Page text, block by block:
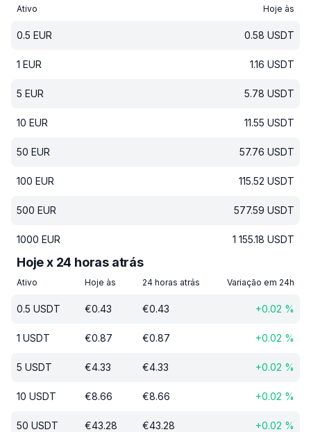
Ativo Hoje às
0.5 EUR 0.58 USDT
1 EUR 1.16 USDT
5 EUR 5.78 USDT
10 EUR 11.55 USDT
50 EUR 57.76 USDT
100 EUR 115.52 USDT
500 EUR 577.59 USDT
1000 EUR 1 155.18 USDT
Hoje x 24 horas atrás
Ativo Hoje às 24 horas atrás Variação em 24h
0.5 USDT €0.43 €0.43 +0.02 %
1 USDT €0.87 €0.87 +0.02 %
5 USDT €4.33 €4.33 +0.02 %
10 USDT €8.66 €8.66 +0.02 %
50 USDT €43.28 €43.28 +0.02 %